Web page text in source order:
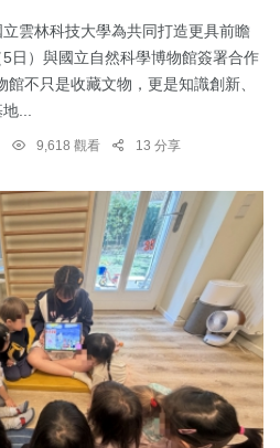
立雲林科技大學為共同打造更具前瞻
日）與國立自然科學博物館簽署合作
不只是收藏文物，更是知識創新、
...
9,618 觀看 13 分享